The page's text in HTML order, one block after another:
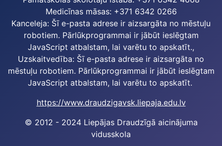
Medicīnas māsas: +371 6342 0266
Kanceleja: Šī e-pasta adrese ir aizsargāta no mēstuļu
robotiem. Pārlūkprogrammai ir jābūt ieslēgtam
JavaScript atbalstam, lai varētu to apskatīt.,
Uzskaitvedība: Šī e-pasta adrese ir aizsargāta no
mēstuļu robotiem. Pārlūkprogrammai ir jābūt ieslēgtam
JavaScript atbalstam, lai varētu to apskatīt.
https://www.draudzigavsk.liepaja.edu.lv
© 2012 - 2024 Liepājas Draudzīgā aicinājuma
vidusskola